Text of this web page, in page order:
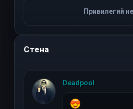
Привилегий
Стена
Deadpool